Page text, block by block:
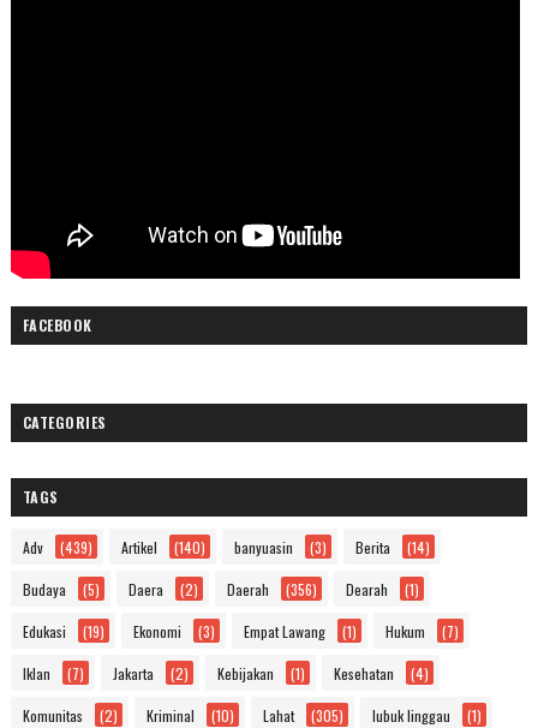
FACEBOOK
CATEGORIES
TAGS
Adv (439) Artikel (140) banyuasin (3) Berita (14)
Budaya (5) Daera (2) Daerah (356) Dearah (1)
Edukasi (19) Ekonomi (3) Empat Lawang (1) Hukum (7)
Iklan (7) Jakarta (2) Kebijakan (1) Kesehatan (4)
Komunitas (2) Kriminal (10) Lahat (305) lubuk linggau (1)